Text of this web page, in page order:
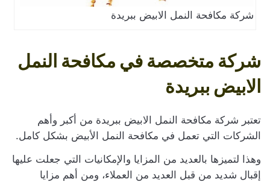
شركة مكافحة النمل الابيض ببريدة
شركة متخصصة في مكافحة النمل
الابيض ببريدة
تعتبر شركة مكافحة النمل الابيض ببريدة من أكبر وأهم
الشركات التي تعمل في مكافحة النمل الأبيض بشكل كامل.
وهذا لتميزها بالعديد من المزايا والإمكانيات التي جعلت عليها
إقبال شديد من قبل العديد من العملاء، ومن أهم مزايا